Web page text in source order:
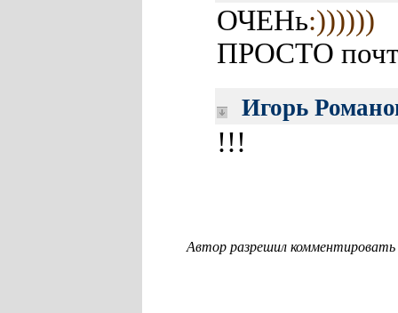
ОЧЕНь:))))))
ПРОСТО
Игорь
!!!
Автор разрешил